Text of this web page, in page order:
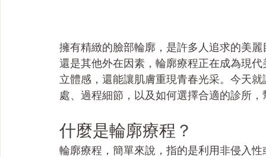
擁有精緻的臉部輪廓，是許多人追求的美
還是其他外在因素，輪廓療程正在成為現
立體感，還能讓肌膚重現青春光采。今天
處、過程細節，以及如何選擇合適的診所
什麼是輪廓療程？
輪廓療程，簡單來說，指的是利用非侵入